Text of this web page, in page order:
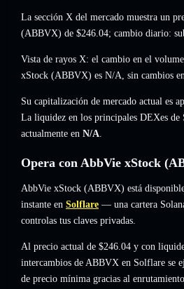
La sección X del mercado muestra un
(ABBVX) de $246.04; cambio diario:
Vista de rayos X: el cambio en el
xStock (ABBVX) es N/A, sin cambios
Su capitalización de mercado actual es
La liquidez en los principales DEXes de
actualmente en N/A.
Opera con AbbVie xStock
AbbVie xStock (ABBVX) está
instante en Solflare — una cartera
controlas tus claves privadas.
Al precio actual de $246.04 y con
intercambios de ABBVX en Solflare se
de precio mínima gracias al